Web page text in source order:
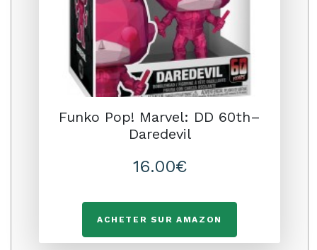
Funko Pop! Marvel: DD 60th–
Daredevil
16.00€
ACHETER SUR AMAZON